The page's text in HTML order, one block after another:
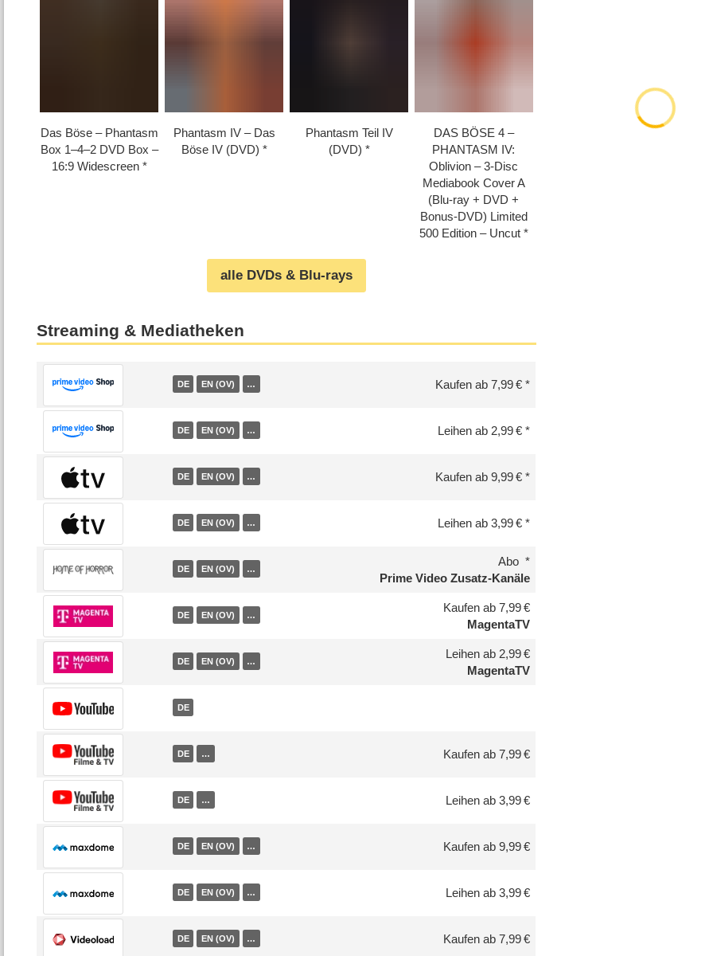
Das Böse – Phantasm
Box 1⁠–⁠4⁠–⁠2 DVD Box –
16:9 Widescreen
Phantasm IV – Das
Böse IV (DVD)
Phantasm Teil IV
(DVD)
DAS BÖSE 4 –
PHANTASM IV:
Oblivion – 3-Disc
Mediabook Cover A
(Blu-ray + DVD +
Bonus-DVD) Limited
500 Edition – Uncut
alle DVDs & Blu-rays
Streaming & Mediatheken
DE EN (OV) … Kaufen ab 7,99 €
DE EN (OV) … Leihen ab 2,99 €
DE EN (OV) … Kaufen ab 9,99 €
DE EN (OV) … Leihen ab 3,99 €
DE EN (OV) …
Abo
Prime Video Zusatz-Kanäle
DE EN (OV) …
Kaufen ab 7,99 €
MagentaTV
DE EN (OV) …
Leihen ab 2,99 €
MagentaTV
DE
DE … Kaufen ab 7,99 €
DE … Leihen ab 3,99 €
DE EN (OV) … Kaufen ab 9,99 €
DE EN (OV) … Leihen ab 3,99 €
DE EN (OV) … Kaufen ab 7,99 €